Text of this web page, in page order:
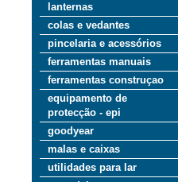
lanternas
colas e vedantes
pincelaria e acessórios
ferramentas manuais
ferramentas construçao
equipamento de
protecção - epi
goodyear
malas e caixas
utilidades para lar